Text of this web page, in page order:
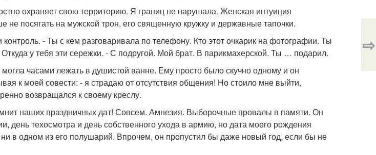
охраняет свою территорию. Я границ не нарушала. Женская интуиция
не посягать на мужской трон, его священную кружку и державные тапочки.
- Ты с кем разговаривала по телефону. Кто этот очкарик на фотографии. Ты
у тебя эти сережки. - С подругой. Мой брат. В парикмахерской. Ты … подарил.
часами лежать в душистой ванне. Ему просто было скучно одному и он
к моей совести: - я страдаю от отсутствия общения! Но стоило мне выйти,
возвращался к своему креслу.
наших праздничных дат! Совсем. Амнезия. Выборочные провалы в памяти. Он
день техосмотра и день собственного ухода в армию, но дата моего рождения
ни в одном из его полушарий. Впрочем, он пропустил бы даже новый год, если бы не
⇨